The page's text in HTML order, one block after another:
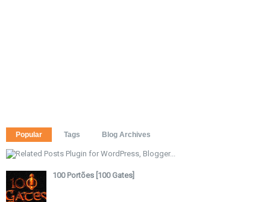
Popular Tags Blog Archives
100 Portões [100 Gates]